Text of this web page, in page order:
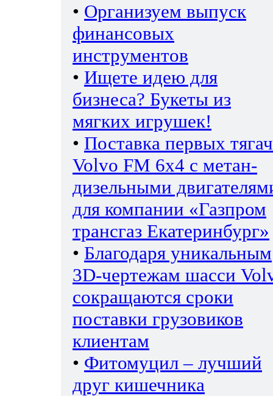
• Организуем выпуск
финансовых
инструментов
• Ищете идею для
бизнеса? Букеты из
мягких игрушек!
• Поставка первых
Volvo FM 6х4 с метан-
дизельными
для компании «Газпром
трансгаз Екатеринбург»
• Благодаря уникальным
3D-чертежам шасси
сокращаются сроки
поставки грузовиков
клиентам
• Фитомуцил – лучший
друг кишечника